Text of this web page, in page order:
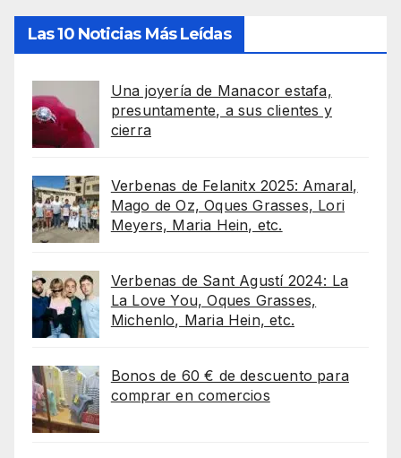
Las 10 Noticias Más Leídas
Una joyería de Manacor estafa,
presuntamente, a sus clientes y
cierra
Verbenas de Felanitx 2025: Amaral,
Mago de Oz, Oques Grasses, Lori
Meyers, Maria Hein, etc.
Verbenas de Sant Agustí 2024: La
La Love You, Oques Grasses,
Michenlo, Maria Hein, etc.
Bonos de 60 € de descuento para
comprar en comercios